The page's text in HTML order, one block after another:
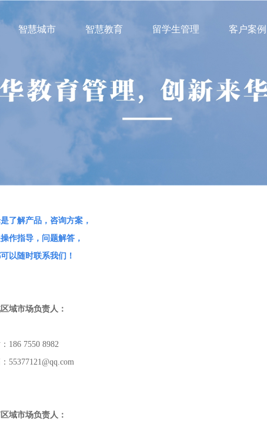
智慧城市 智慧教育 留学生管理 客户案例
了解产品，咨询方案，
作指导，问题解答，
以随时联系我们！
域市场负责人：
186 7550 8982
55377121@qq.com
域市场负责人：